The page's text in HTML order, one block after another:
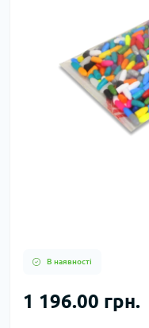
В наявності
1 196.00 грн.